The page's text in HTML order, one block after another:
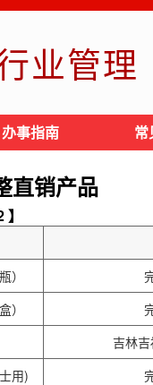
业管理
办事指南 常
直销产品
）
）
吉林
用)